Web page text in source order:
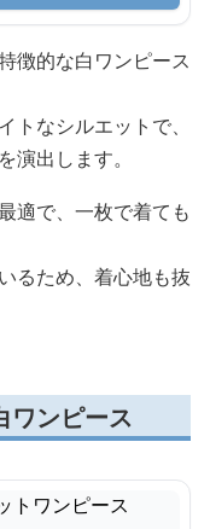
徴的な白ワンピース
なシルエットで、
演出します。
適で、一枚で着ても
るため、着心地も抜
ワンピース